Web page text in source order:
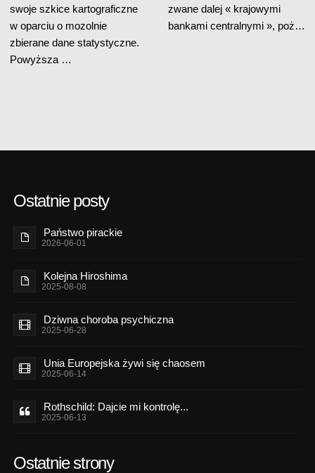
zwane dalej « krajowymi
bankami centralnymi », poż…
swoje szkice kartograficzne
w oparciu o mozolnie
zbierane dane statystyczne.
Powyższa …
Ostatnie posty
Państwo pirackie
2026-06-01
Kolejna Hiroshima
2025-08-08
Dziwna choroba psychiczna
2025-06-28
Unia Europejska żywi się chaosem
2025-06-14
Rothschild: Dajcie mi kontrolę...
2025-06-13
Ostatnie strony